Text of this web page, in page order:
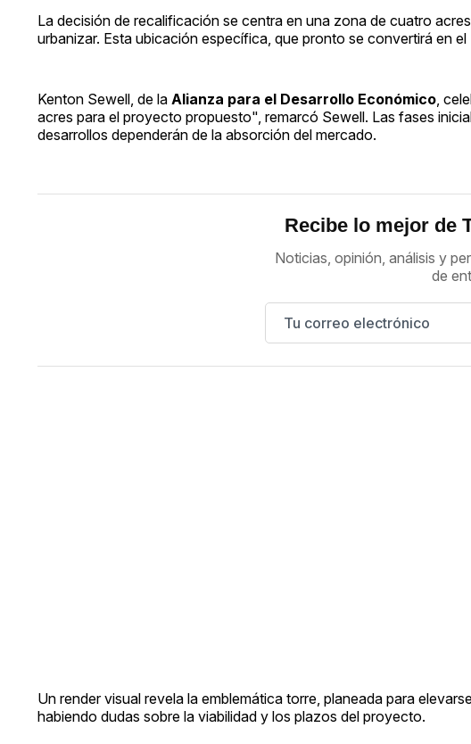
La decisión de recalificación se centra en una zona de cuatro
urbanizar. Esta ubicación específica, que pronto se convertirá en
Kenton Sewell, de la Alianza para el Desarrollo Económico ,
acres para el proyecto propuesto", remarcó Sewell. Las fases
desarrollos dependerán de la absorción del mercado.
Recibe lo mejor de
Noticias, opinión, análisis y
de
Un render visual revela la emblemática torre, planeada para
habiendo dudas sobre la viabilidad y los plazos del proyecto.